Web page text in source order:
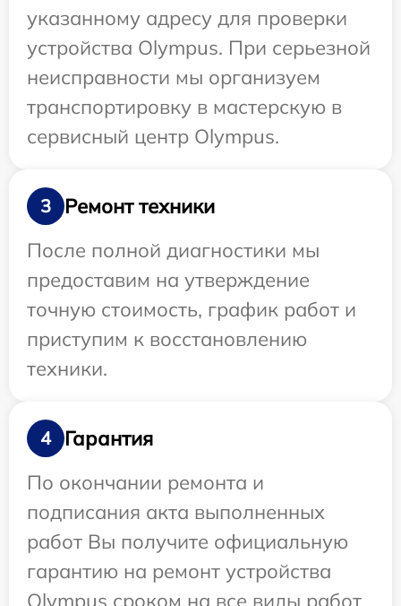
указанному адресу для проверки
устройства Olympus. При серьезной
неисправности мы организуем
транспортировку в мастерскую в
сервисный центр Olympus.
3
Ремонт техники
После полной диагностики мы
предоставим на утверждение
точную стоимость, график работ и
приступим к восстановлению
техники.
4
Гарантия
По окончании ремонта и
подписания акта выполненных
работ Вы получите официальную
гарантию на ремонт устройства
Olympus сроком на все виды работ